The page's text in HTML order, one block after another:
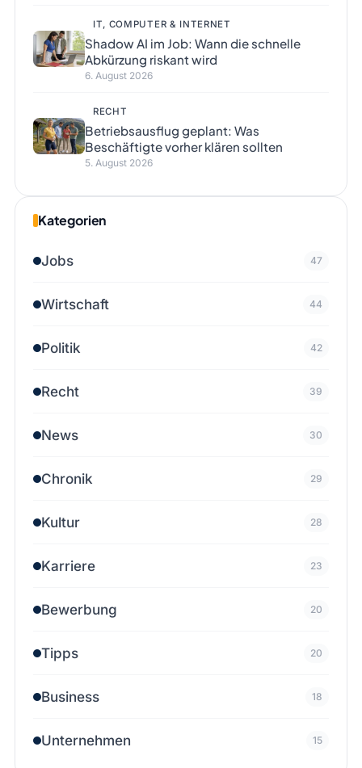
IT, COMPUTER & INTERNET
Shadow AI im Job: Wann die schnelle
Abkürzung riskant wird
6. August 2026
RECHT
Betriebsausflug geplant: Was
Beschäftigte vorher klären sollten
5. August 2026
Kategorien
Jobs 47
Wirtschaft 44
Politik 42
Recht 39
News 30
Chronik 29
Kultur 28
Karriere 23
Bewerbung 20
Tipps 20
Business 18
Unternehmen 15